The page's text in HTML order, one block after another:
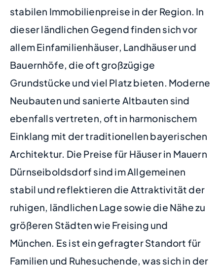
stabilen Immobilienpreise in der Region. In
dieser ländlichen Gegend finden sich vor
allem Einfamilienhäuser, Landhäuser und
Bauernhöfe, die oft großzügige
Grundstücke und viel Platz bieten. Moderne
Neubauten und sanierte Altbauten sind
ebenfalls vertreten, oft in harmonischem
Einklang mit der traditionellen bayerischen
Architektur. Die Preise für Häuser in Mauern
Dürnseiboldsdorf sind im Allgemeinen
stabil und reflektieren die Attraktivität der
ruhigen, ländlichen Lage sowie die Nähe zu
größeren Städten wie Freising und
München. Es ist ein gefragter Standort für
Familien und Ruhesuchende, was sich in der